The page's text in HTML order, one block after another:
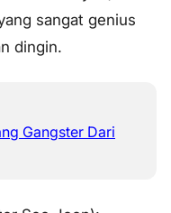
sangat genius
dingin.
Gangster Dari